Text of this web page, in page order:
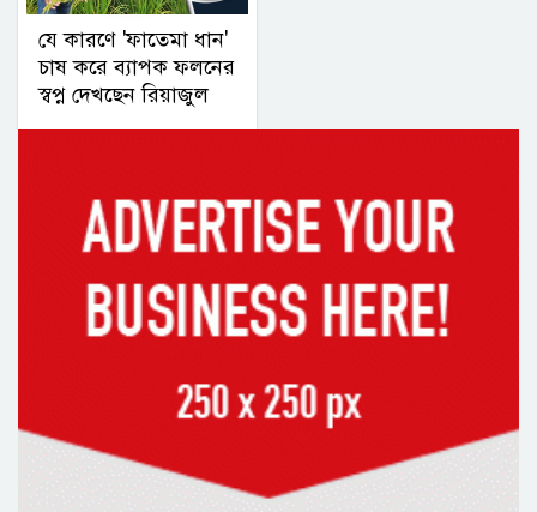
যে কারণে 'ফাতেমা ধান'
চাষ করে ব্যাপক ফলনের
স্বপ্ন দেখছেন রিয়াজুল